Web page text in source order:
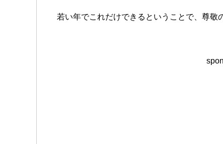
若い年でこれだけできるということで、尊敬